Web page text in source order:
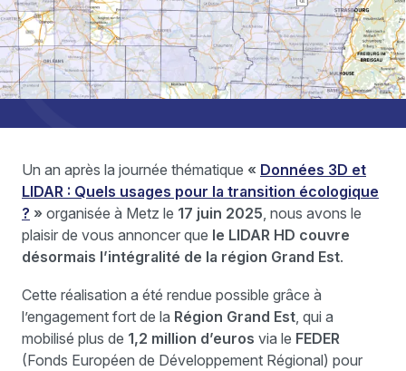
Un an après la journée thématique « Données 3D et
LIDAR : Quels usages pour la transition écologique
? » organisée à Metz le 17 juin 2025 , nous avons le
plaisir de vous annoncer que le LIDAR HD couvre
désormais l’intégralité de la région Grand Est.
Cette réalisation a été rendue possible grâce à
l’engagement fort de la Région Grand Est , qui a
mobilisé plus de 1,2 million d’euros via le FEDER
(Fonds Européen de Développement Régional) pour